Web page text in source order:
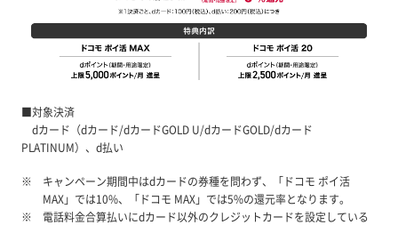
■対象決済
dカード（dカード/dカードGOLD U/dカードGOLD/dカード
PLATINUM）、d払い
キャンペーン期間中はdカードの券種を問わず、「ドコモ ポイ活
MAX」では10%、「ドコモ MAX」では5%の還元率となります。
電話料金合算払いにdカード以外のクレジットカードを設定している